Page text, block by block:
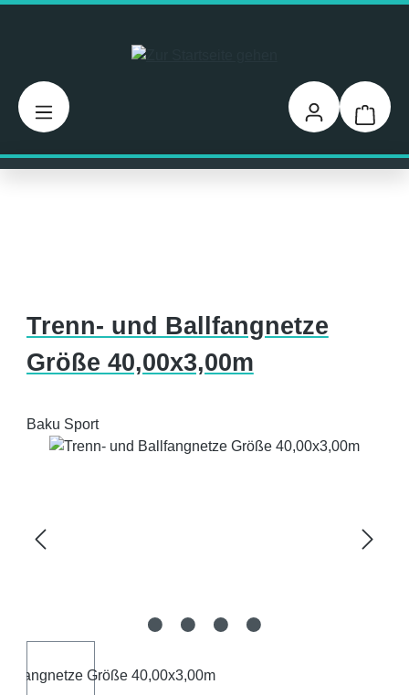
Trenn- und Ballfangnetze
Größe 40,00x3,00m
Baku Sport
Bildergalerie überspringen